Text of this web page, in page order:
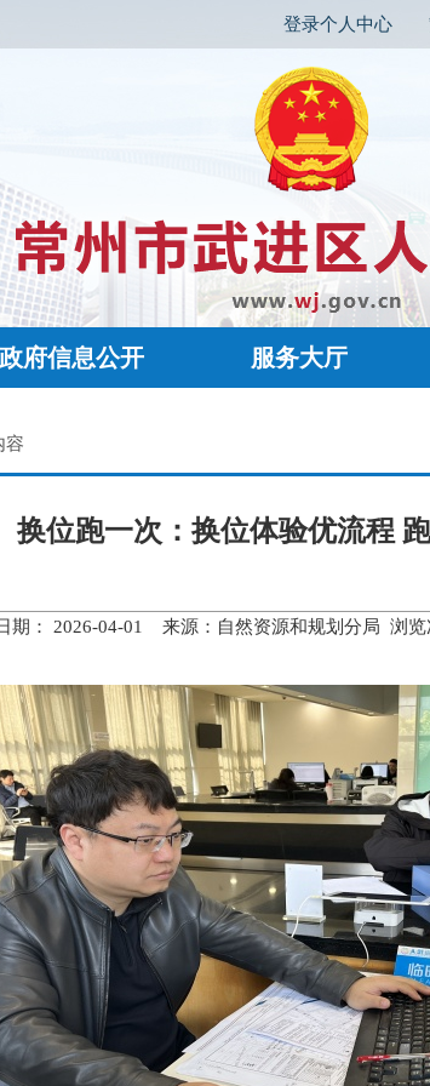
登录个人中心
政府信息公开 服务大厅
容
换位跑一次：换位体验优流程
期： 2026-04-01 来源：自然资源和规划分局 浏览